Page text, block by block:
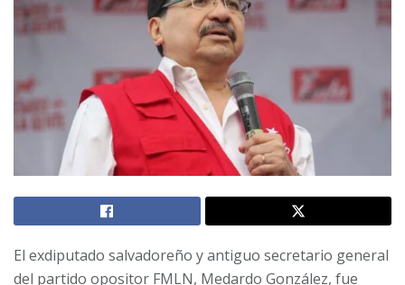
El exdiputado salvadoreño y antiguo secretario general
del partido opositor FMLN, Medardo González, fue